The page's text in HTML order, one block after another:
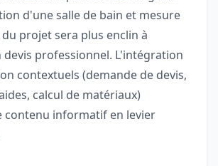
d'une salle de bain et mesure
projet sera plus enclin à
devis professionnel. L'intégration
contextuels (demande de devis,
calcul de matériaux)
contenu informatif en levier